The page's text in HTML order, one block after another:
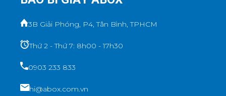
3B Giải Phóng, P4, Tân Bình, TPHCM
Thứ 2 - Thứ 7: 8h00 - 17h30
0903 233 833
hi@abox.com.vn